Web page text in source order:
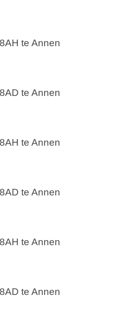
te Annen
te Annen
te Annen
te Annen
te Annen
te Annen